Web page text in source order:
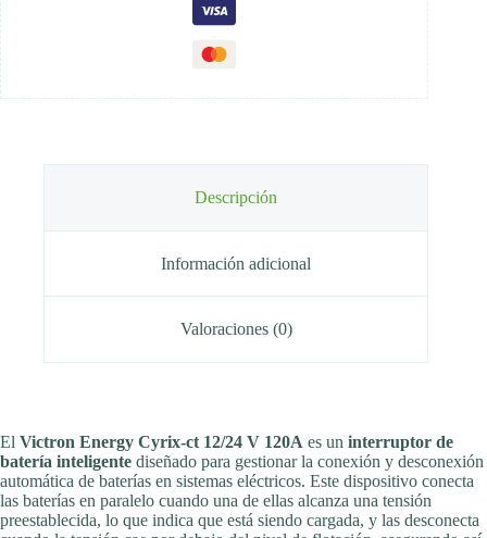
Descripción
Información adicional
Valoraciones (0)
El Victron Energy Cyrix-ct 12/24 V 120A es un interruptor de
batería inteligente diseñado para gestionar la conexión y desconexión
automática de baterías en sistemas eléctricos. Este dispositivo conecta
las baterías en paralelo cuando una de ellas alcanza una tensión
preestablecida, lo que indica que está siendo cargada, y las desconecta